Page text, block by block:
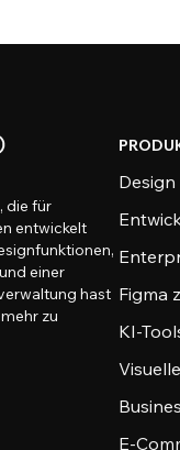
die für
entwickelt
einer
hast
zu
Design
Figma
KI-
E-